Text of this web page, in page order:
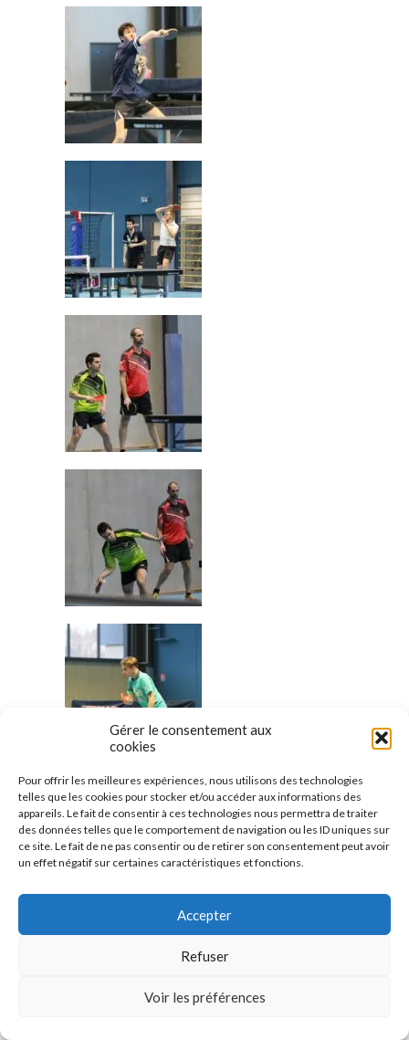
Gérer le consentement aux
cookies
Pour offrir les meilleures expériences, nous utilisons des technologies
telles que les cookies pour stocker et/ou accéder aux informations des
appareils. Le fait de consentir à ces technologies nous permettra de traiter
des données telles que le comportement de navigation ou les ID uniques sur
ce site. Le fait de ne pas consentir ou de retirer son consentement peut avoir
un effet négatif sur certaines caractéristiques et fonctions.
Accepter
Refuser
Voir les préférences